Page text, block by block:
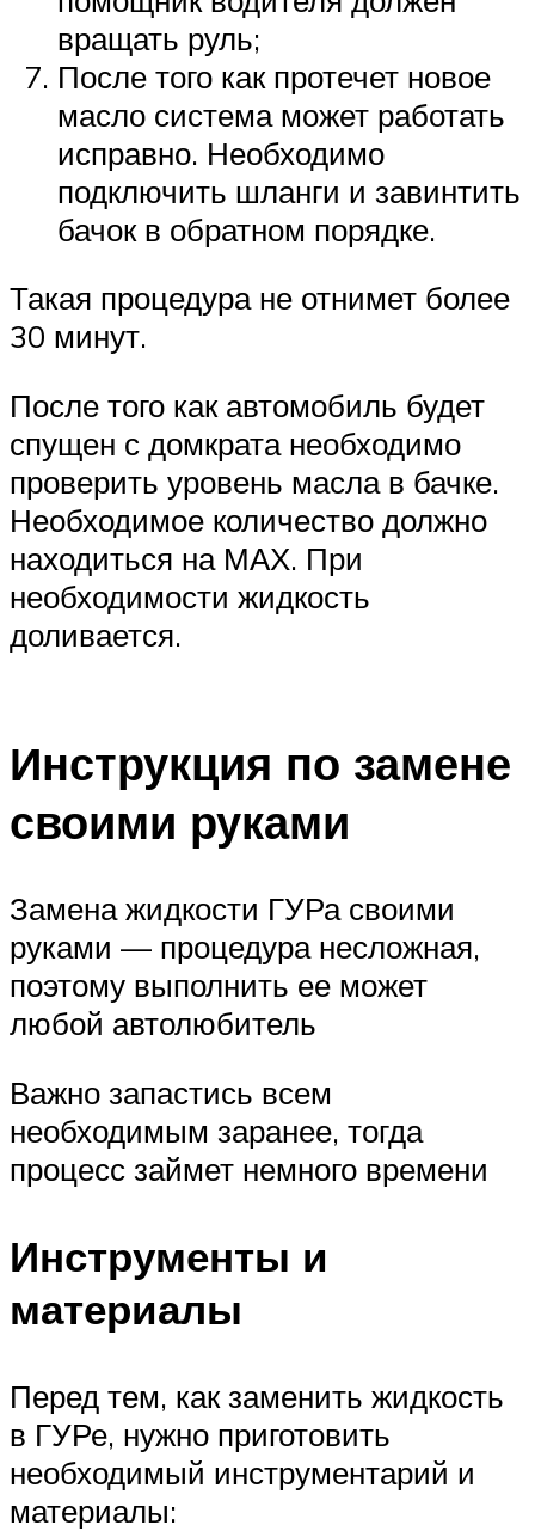
вращать руль;
После того как протечет новое
масло система может работать
исправно. Необходимо
подключить шланги и завинтить
бачок в обратном порядке.
Такая процедура не отнимет более
30 минут.
После того как автомобиль будет
спущен с домкрата необходимо
проверить уровень масла в бачке.
Необходимое количество должно
находиться на МАХ. При
необходимости жидкость
доливается.
Инструкция по замене
своими руками
Замена жидкости ГУРа своими
руками — процедура несложная,
поэтому выполнить ее может
любой автолюбитель
Важно запастись всем
необходимым заранее, тогда
процесс займет немного времени
Инструменты и
материалы
Перед тем, как заменить жидкость
в ГУРе, нужно приготовить
необходимый инструментарий и
материалы: